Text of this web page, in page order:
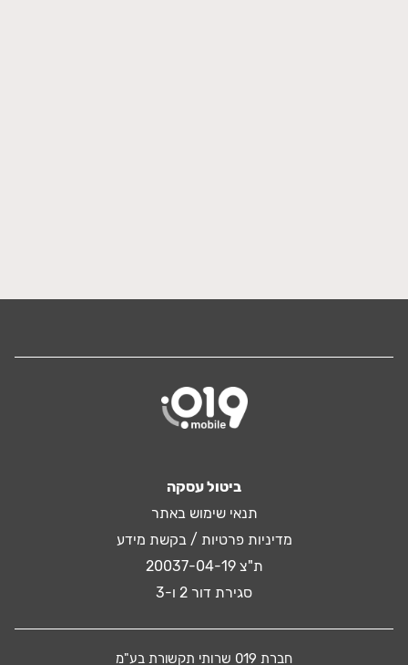
ביטול עסקה
תנאי שימוש באתר
מדיניות פרטיות / בקשת מידע
ת"צ 20037-04-19
סגירת דור 2 ו-3
חברת 019 שרותי תקשורת בע"מ